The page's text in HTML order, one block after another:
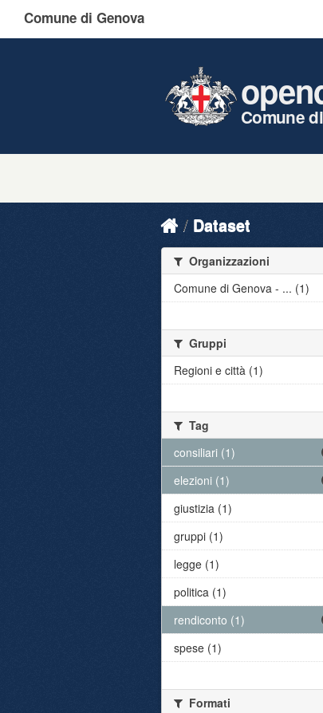
Comune di Genova
Comune
Dataset
Organizzazioni
Comune di Genova - ... (1)
Gruppi
Regioni e città (1)
Tag
consiliari (1)
elezioni (1)
giustizia (1)
gruppi (1)
legge (1)
politica (1)
rendiconto (1)
spese (1)
Formati